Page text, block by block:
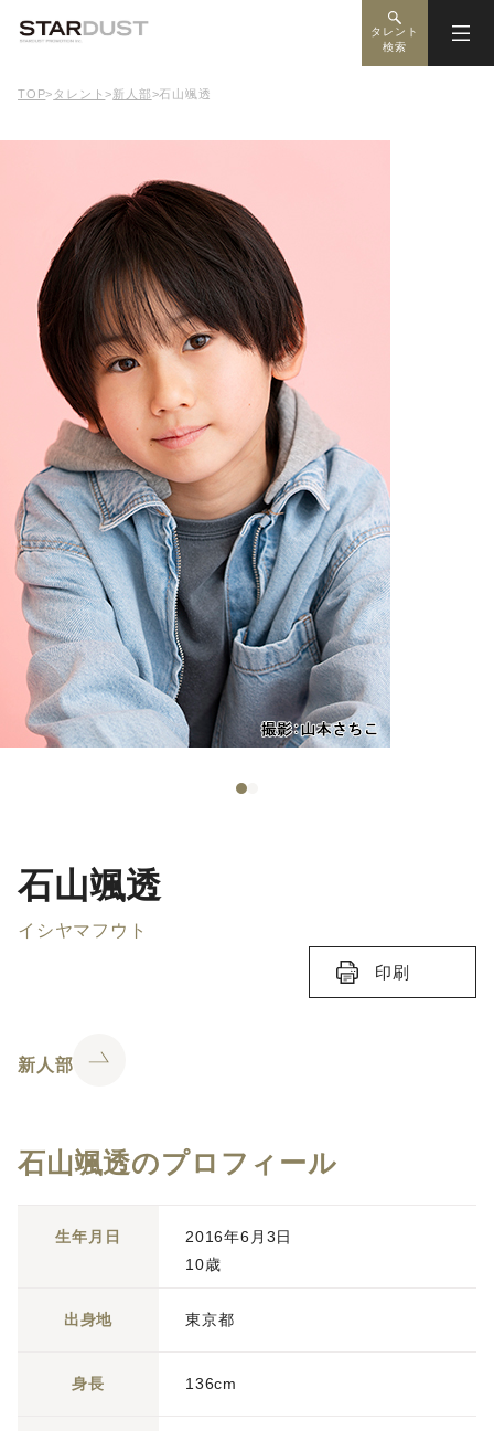
タレント
検索
TOP> タレント>新人部>石山颯透
石山颯透
イシヤマフウト
印刷
新人部
石山颯透のプロフィール
生年月日
2016年6月3日
10歳
出身地 東京都
身長 136cm